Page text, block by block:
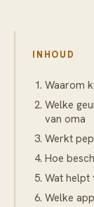
INHOUD
Waarom
Welke
van oma
Werkt
Hoe
Wat helpt
Welke